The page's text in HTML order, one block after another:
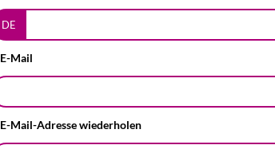
DE
E-Mail
E-Mail-Adresse wiederholen